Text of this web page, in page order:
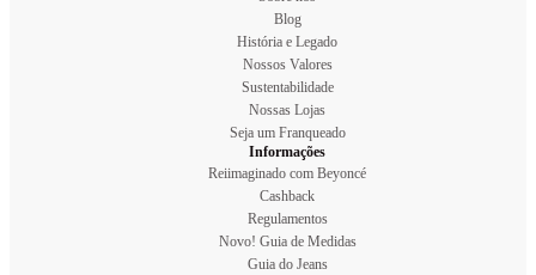
Blog
História e Legado
Nossos Valores
Sustentabilidade
Nossas Lojas
Seja um Franqueado
Informações
Reiimaginado com Beyoncé
Cashback
Regulamentos
Novo! Guia de Medidas
Guia do Jeans